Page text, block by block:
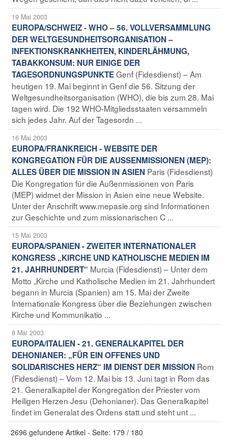
19 Mai 2003
EUROPA/SCHWEIZ - WHO – 56. VOLLVERSAMMLUNG
DER WELTGESUNDHEITSORGANISATION –
INFEKTIONSKRANKHEITEN, KINDERLÄHMUNG,
TABAKKONSUM: NUR EINIGE DER
TAGESORDNUNGSPUNKTEGenf (Fidesdienst) – Am
heutigen 19. Mai beginnt in Genf die 56. Sitzung der
Weltgesundheitsorganisation (WHO), die bis zum 28. Mai
tagen wird. Die 192 WHO-Mitgliedsstaaten versammeln
sich jedes Jahr. Auf der Tagesordn ...
16 Mai 2003
EUROPA/FRANKREICH - WEBSITE DER
KONGREGATION FÜR DIE AUSSENMISSIONEN (MEP):
ALLES ÜBER DIE MISSION IN ASIEN Paris (Fidesdienst)
Die Kongregation für die Außenmissionen von Paris
(MEP) widmet der Mission in Asien eine neue Website.
Unter der Anschrift www.mepasie.org sind Informationen
zur Geschichte und zum missionarischen C ...
15 Mai 2003
EUROPA/SPANIEN - ZWEITER INTERNATIONALER
KONGRESS „KIRCHE UND KATHOLISCHE MEDIEN IM
21. JAHRHUNDERT“ Murcia (Fidesdienst) – Unter dem
Motto „Kirche und Katholische Medien im 21. Jahrhundert
begann in Murcia (Spanien) am 15. Mai der Zweite
Internationale Kongress über die Beziehungen zwischen
Kirche und Kommunikatio ...
8 Mai 2003
EUROPA/ITALIEN - 21. GENERALKAPITEL DER
DEHONIANER: „FÜR EIN OFFENES UND
SOLIDARISCHES HERZ“ IM DIENST DER MISSION Rom
(Fidesdienst) – Vom 12. Mai bis 13. Juni tagt in Rom das
21. Generalkapitel der Kongregation der Priester vom
Heiligen Herzen Jesu (Dehonianer). Das Generalkapitel
findet im Generalat des Ordens statt und steht unt ...
2696 gefundene Artikel - Seite: 179 / 180